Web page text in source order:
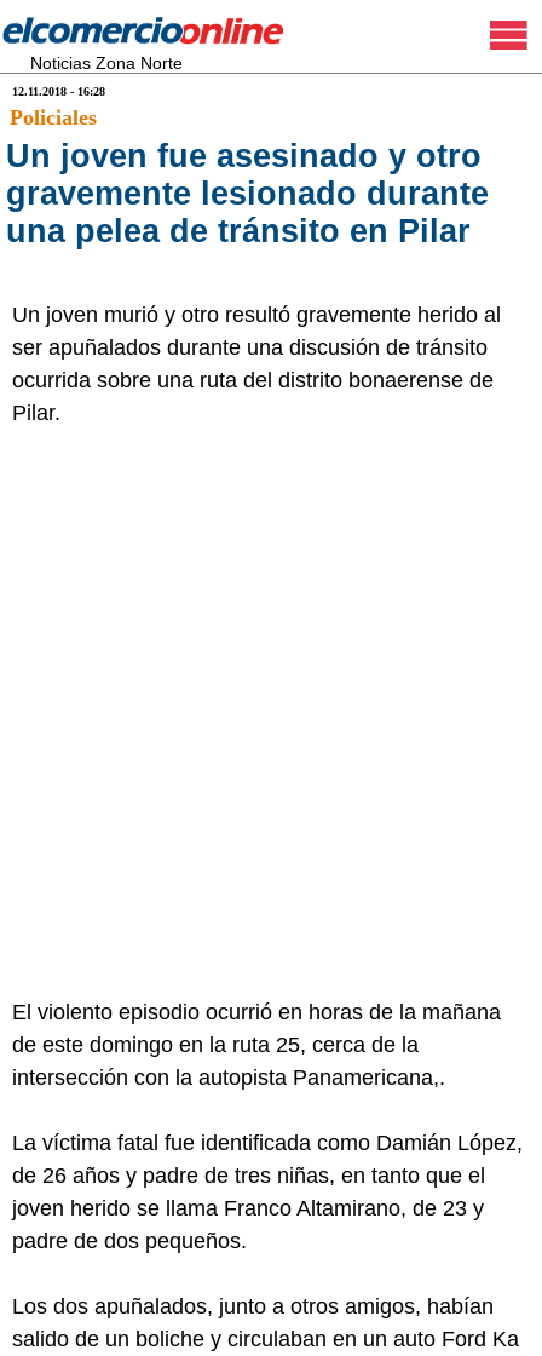
Noticias Zona Norte
12.11.2018 - 16:28
Policiales
Un joven fue asesinado y otro
gravemente lesionado durante
una pelea de tránsito en Pilar
Un joven murió y otro resultó gravemente herido al
ser apuñalados durante una discusión de tránsito
ocurrida sobre una ruta del distrito bonaerense de
Pilar.
El violento episodio ocurrió en horas de la mañana
de este domingo en la ruta 25, cerca de la
intersección con la autopista Panamericana,.
La víctima fatal fue identificada como Damián López,
de 26 años y padre de tres niñas, en tanto que el
joven herido se llama Franco Altamirano, de 23 y
padre de dos pequeños.
Los dos apuñalados, junto a otros amigos, habían
salido de un boliche y circulaban en un auto Ford Ka